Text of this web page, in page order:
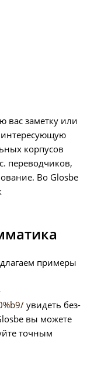
вас заметку или
интересующую
корпусов
переводчиков,
Во Glosbe
примеры
увидеть без-
вы можете
точным